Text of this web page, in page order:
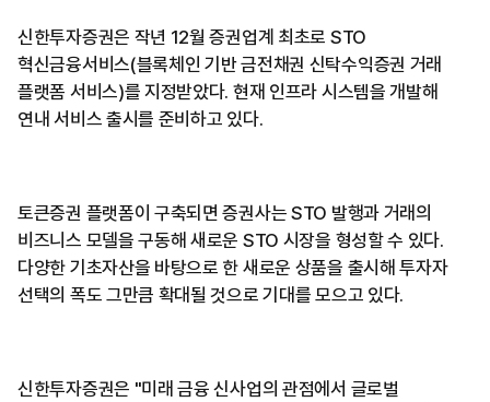
신한투자증권은 작년 12월 증권업계 최초로 STO
혁신금융서비스(블록체인 기반 금전채권 신탁수익증권 거래
플랫폼 서비스)를 지정받았다. 현재 인프라 시스템을 개발해
연내 서비스 출시를 준비하고 있다.
토큰증권 플랫폼이 구축되면 증권사는 STO 발행과 거래의
비즈니스 모델을 구동해 새로운 STO 시장을 형성할 수 있다.
다양한 기초자산을 바탕으로 한 새로운 상품을 출시해 투자자
선택의 폭도 그만큼 확대될 것으로 기대를 모으고 있다.
신한투자증권은 "미래 금융 신사업의 관점에서 글로벌